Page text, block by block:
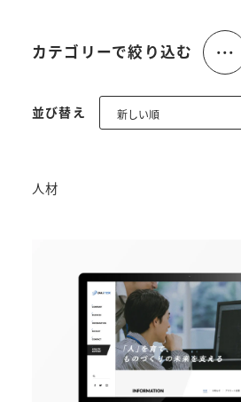
カテゴリーで絞り込む ...
並び替え
人材